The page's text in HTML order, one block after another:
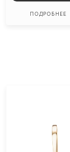
ПОДРОБНЕЕ